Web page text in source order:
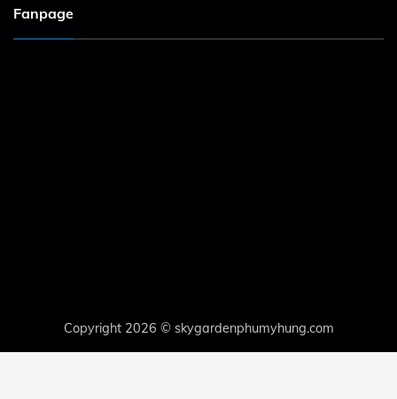
Fanpage
Copyright 2026 © skygardenphumyhung.com